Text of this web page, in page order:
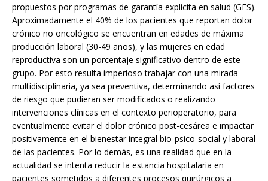
propuestos por programas de garantía explícita en salud (GES).
Aproximadamente el 40% de los pacientes que reportan dolor
crónico no oncológico se encuentran en edades de máxima
producción laboral (30-49 años), y las mujeres en edad
reproductiva son un porcentaje significativo dentro de este
grupo. Por esto resulta imperioso trabajar con una mirada
multidisciplinaria, ya sea preventiva, determinando así factores
de riesgo que pudieran ser modificados o realizando
intervenciones clínicas en el contexto perioperatorio, para
eventualmente evitar el dolor crónico post-cesárea e impactar
positivamente en el bienestar integral bio-psico-social y laboral
de las pacientes. Por lo demás, es una realidad que en la
actualidad se intenta reducir la estancia hospitalaria en
pacientes sometidos a diferentes procesos quirúrgicos a